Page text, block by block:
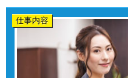
仕事内容